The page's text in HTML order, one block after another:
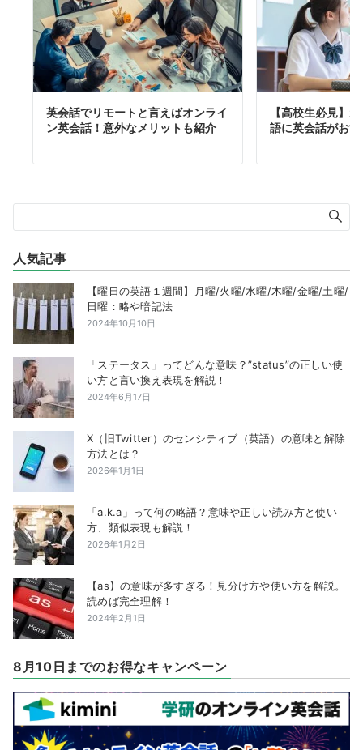
英会話でリモートと言えばオンライ
ン英会話！意外なメリットも紹介
【高校生必見】
語に英会話がお
人気記事
【曜日の英語１週間】月曜/火曜/水曜/木曜/金曜/土曜/
日曜：略や暗記法
2024年10月10日
「ステータス」ってどんな意味？”status”の正しい使
い方と言い換え表現を解説！
2024年6月17日
X（旧Twitter）のセンシティブ（英語）の意味と解除
方法とは？
2026年1月1日
「a.k.a」って何の略語？意味や正しい読み方と使い
方、類似表現も解説！
2026年1月2日
【as】の意味が多すぎる！見分け方や使い方を解説。
読めば完全理解！
2024年2月1日
8月10日までのお得なキャンペーン